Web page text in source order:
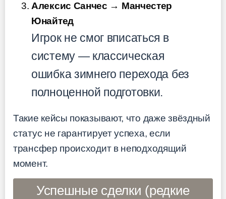
Алексис Санчес → Манчестер
Юнайтед
Игрок не смог вписаться в
систему — классическая
ошибка зимнего перехода без
полноценной подготовки.
Такие кейсы показывают, что даже звёздный
статус не гарантирует успеха, если
трансфер происходит в неподходящий
момент.
Успешные сделки (редкие